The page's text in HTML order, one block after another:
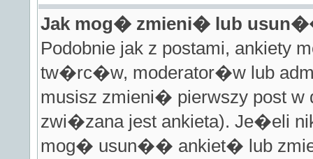
Jak mog� zmieni� lub
Podobnie jak z postami, ankiety
tw�rc�w, moderator�w lub
musisz zmieni� pierwszy post
zwi�zana jest ankieta). Je�eli
mog� usun�� ankiet� lub